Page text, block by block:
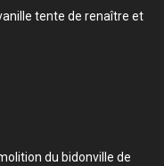
tente de renaître et
du bidonville de